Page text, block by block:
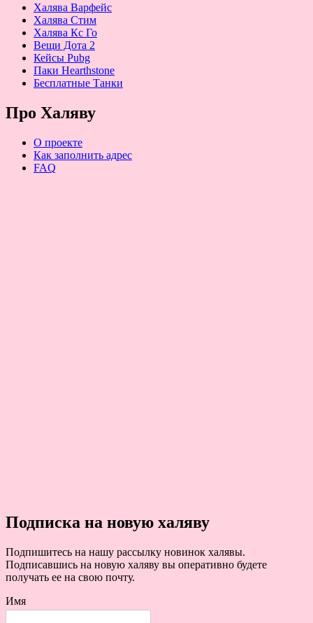
Халява Варфейс
Халява Стим
Халява Кс Го
Вещи Дота 2
Кейсы Pubg
Паки Hearthstone
Бесплатные Танки
Про Халяву
О проекте
Как заполнить адрес
FAQ
Подписка на новую халяву
Подпишитесь на нашу рассылку новинок халявы.
Подписавшись на новую халяву вы оперативно будете
получать ее на свою почту.
Имя